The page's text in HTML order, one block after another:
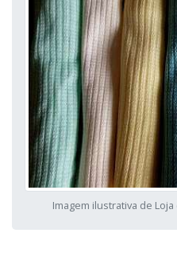
Imagem ilustrativa de